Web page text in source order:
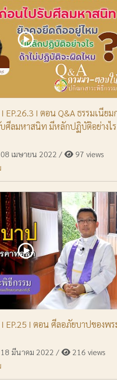
I ตอน Q&A ธรรมเนียม
ศีลมหาสนิท มีหลักปฏิบัติอย่างไร
08 เมษายน 2022 /
97 views
EP.25 I ตอน ศีลอภัยบาปของพร
18 มีนาคม 2022 /
216 views